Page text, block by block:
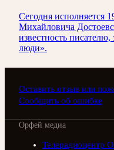
Сегодня исполняется
Михайловича
известность
люди».
Оставить отзыв или
Сообщить об ошибке
Орфей медиа
Телерадиоцентр